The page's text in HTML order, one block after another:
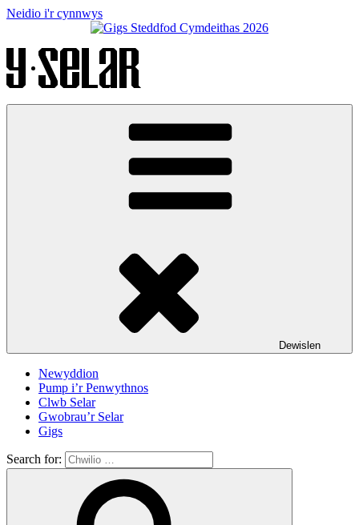
Neidio i'r cynnwys
Dewislen
Newyddion
Pump i’r Penwythnos
Clwb Selar
Gwobrau’r Selar
Gigs
Search for: